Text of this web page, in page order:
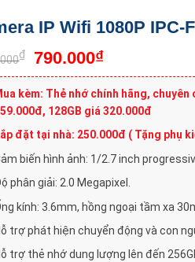
IP Wifi 1080P IPC-
₫ 790.000₫
kèm: Thẻ nhớ chính hãng,
128GB giá 320.000đ
đặt tại nhà: 250.000đ ( Tặng phụ
biến hình ảnh: 1/2.7 inch
phân giải: 2.0 Megapixel.
kính: 3.6mm, hồng ngoại tầm xa
trợ phát hiện chuyển động và con
trợ thẻ nhớ dung lượng lên đến